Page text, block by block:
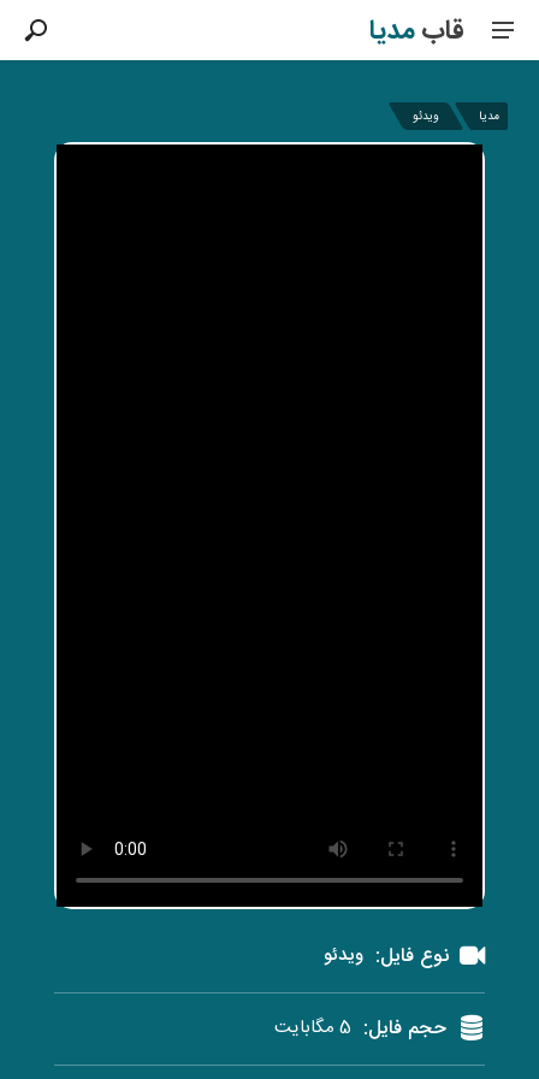
قابمدیا
مدیا ویدئو
نوع فایل: ویدئو
حجم فایل: 5 مگابایت